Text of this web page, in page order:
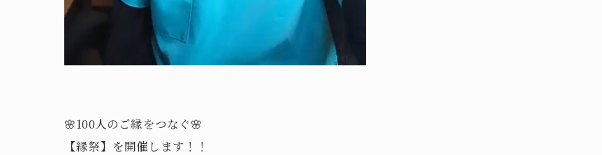
🌸100人のご縁をつなぐ🌸
【縁祭】を開催します！！